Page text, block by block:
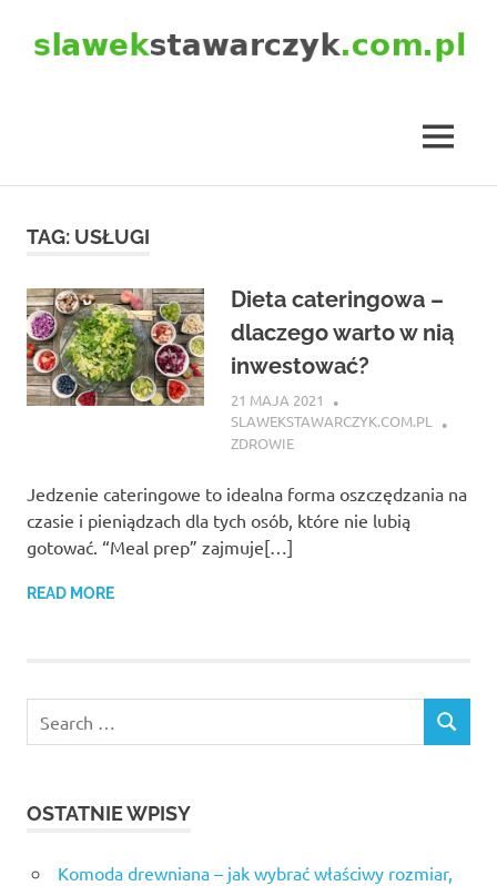
MENU
TAG: USŁUGI
Dieta cateringowa –
dlaczego warto w nią
inwestować?
21 MAJA 2021
SLAWEKSTAWARCZYK.COM.PL
ZDROWIE
Jedzenie cateringowe to idealna forma oszczędzania na
czasie i pieniądzach dla tych osób, które nie lubią
gotować. “Meal prep” zajmuje[…]
READ MORE
OSTATNIE WPISY
Komoda drewniana – jak wybrać właściwy rozmiar,